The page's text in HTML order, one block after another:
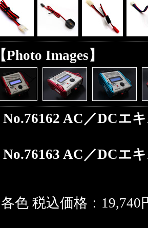
【Photo Images】
No.76162 AC／DCエ
No.76163 AC／DCエ
各色 税込価格：